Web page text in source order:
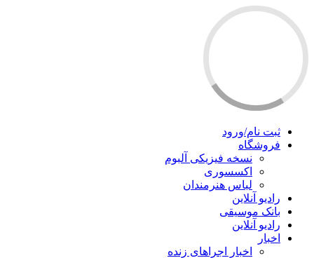
ثبت نام/ورود
فروشگاه
نسخه فیزیکی آلبوم
اکسسوری
لباس هنرمندان
رادیو آنلاین
بانک موسیقی
رادیو آنلاین
اخبار
اخبار اجراهای زنده